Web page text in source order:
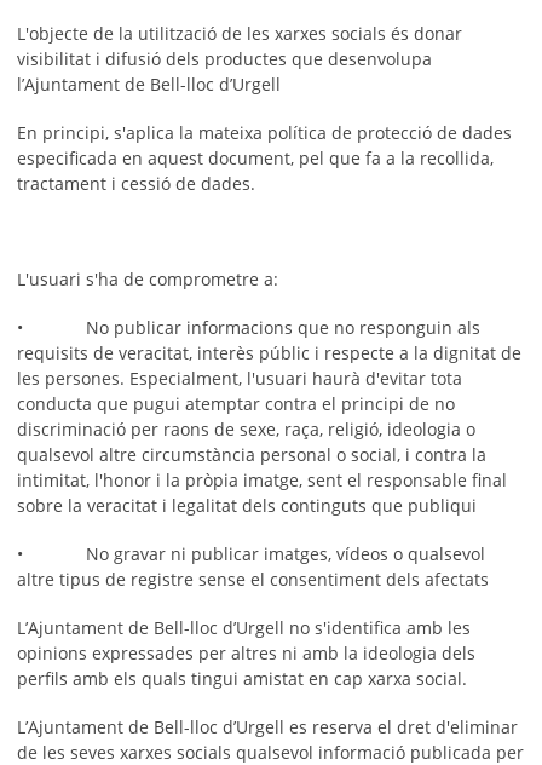
L'objecte de la utilització de les xarxes socials és donar
visibilitat i difusió dels productes que desenvolupa
l’Ajuntament de Bell-lloc d’Urgell
En principi, s'aplica la mateixa política de protecció de dades
especificada en aquest document, pel que fa a la recollida,
tractament i cessió de dades.
L'usuari s'ha de comprometre a:
• No publicar informacions que no responguin als
requisits de veracitat, interès públic i respecte a la dignitat de
les persones. Especialment, l'usuari haurà d'evitar tota
conducta que pugui atemptar contra el principi de no
discriminació per raons de sexe, raça, religió, ideologia o
qualsevol altre circumstància personal o social, i contra la
intimitat, l'honor i la pròpia imatge, sent el responsable final
sobre la veracitat i legalitat dels continguts que publiqui
• No gravar ni publicar imatges, vídeos o qualsevol
altre tipus de registre sense el consentiment dels afectats
L’Ajuntament de Bell-lloc d’Urgell no s'identifica amb les
opinions expressades per altres ni amb la ideologia dels
perfils amb els quals tingui amistat en cap xarxa social.
L’Ajuntament de Bell-lloc d’Urgell es reserva el dret d'eliminar
de les seves xarxes socials qualsevol informació publicada per